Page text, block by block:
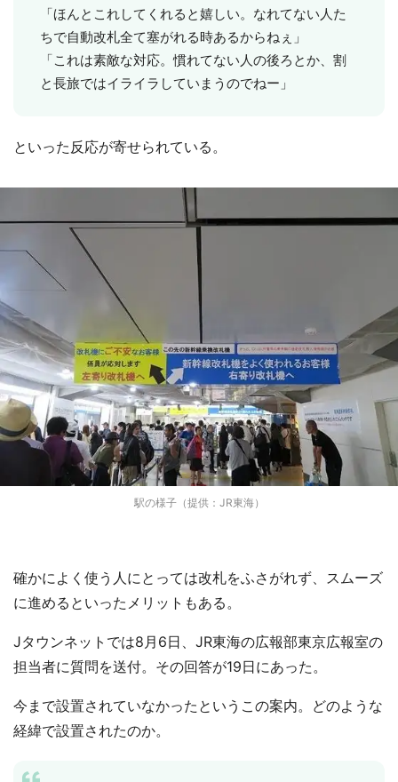
「ほんとこれしてくれると嬉しい。なれてない人た
ちで自動改札全て塞がれる時あるからねぇ」
「これは素敵な対応。慣れてない人の後ろとか、割
と長旅ではイライラしていまうのでねー」
といった反応が寄せられている。
駅の様子（提供：JR東海）
確かによく使う人にとっては改札をふさがれず、スムーズ
に進めるといったメリットもある。
Jタウンネットでは8月6日、JR東海の広報部東京広報室の
担当者に質問を送付。その回答が19日にあった。
今まで設置されていなかったというこの案内。どのような
経緯で設置されたのか。